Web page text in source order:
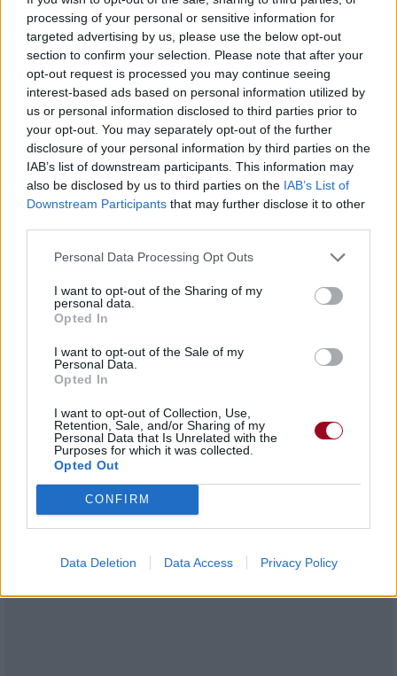
processing of your personal or sensitive information for
targeted advertising by us, please use the below opt-out
section to confirm your selection. Please note that after your
opt-out request is processed you may continue seeing
interest-based ads based on personal information utilized by
us or personal information disclosed to third parties prior to
your opt-out. You may separately opt-out of the further
disclosure of your personal information by third parties on the
IAB’s list of downstream participants. This information may
also be disclosed by us to third parties on the IAB’s List of
Downstream Participants that may further disclose it to other
Personal Data Processing Opt Outs
I want to opt-out of the Sharing of my
personal data.
Opted In
I want to opt-out of the Sale of my
Personal Data.
Opted In
I want to opt-out of Collection, Use,
Retention, Sale, and/or Sharing of my
Personal Data that Is Unrelated with the
Purposes for which it was collected.
Opted Out
CONFIRM
Data Deletion Data Access Privacy Policy
I'm sorry that I let you down
Oh, I let you down
All these voices in my head get loud
I wish that I could shut them out
I'm sorry that I let you down
Oh, let you down
Il semblerait que nous sommes sur le fil du rasoir
Je souhaiterais pouvoir dire que j'en suis fier
Je suis désolé de t'avoir laissé tomber
Oh, de t'avoir laissé tomber
Toutes ces voix dans ma tête sont bruyantes
J'aimerais pouvoir les taire
Je suis désolé de t'avoir laissé tomber
I'm sorry
I'm so sorry now
That I let you down
Je suis désolé
Je suis désolé
De t'avoir laissé tomber
Contenu modifié par